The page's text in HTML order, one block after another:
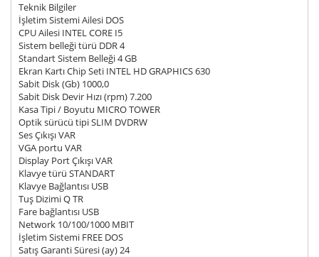
Teknik Bilgiler
İşletim Sistemi Ailesi DOS
CPU Ailesi INTEL CORE I5
Sistem belleği türü DDR 4
Standart Sistem Belleği 4 GB
Ekran Kartı Chip Seti INTEL HD GRAPHICS 630
Sabit Disk (Gb) 1000,0
Sabit Disk Devir Hızı (rpm) 7.200
Kasa Tipi / Boyutu MICRO TOWER
Optik sürücü tipi SLIM DVDRW
Ses Çıkışı VAR
VGA portu VAR
Display Port Çıkışı VAR
Klavye türü STANDART
Klavye Bağlantısı USB
Tuş Dizimi Q TR
Fare bağlantısı USB
Network 10/100/1000 MBIT
İşletim Sistemi FREE DOS
Satış Garanti Süresi (ay) 24